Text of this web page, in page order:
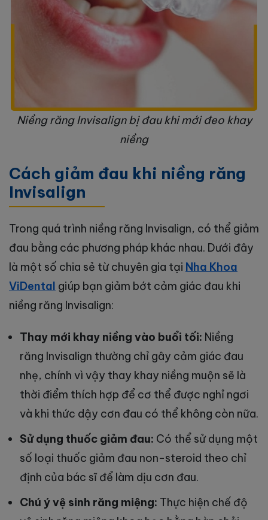
Niềng răng Invisalign bị đau khi mới đeo khay
niềng
Cách giảm đau khi niềng răng
Invisalign
Trong quá trình niềng răng Invisalign, có thể giảm
đau bằng các phương pháp khác nhau. Dưới đây
là một số chia sẻ từ chuyên gia tại Nha Khoa
ViDental giúp bạn giảm bớt cảm giác đau khi
niềng răng Invisalign:
Thay mới khay niềng vào buổi tối: Niềng
răng Invisalign thường chỉ gây cảm giác đau
nhẹ, chính vì vậy thay khay niềng muộn sẽ là
thời điểm thích hợp để cơ thể được nghỉ ngơi
và khi thức dậy cơn đau có thể không còn nữa.
Sử dụng thuốc giảm đau: Có thể sử dụng một
số loại thuốc giảm đau non-steroid theo chỉ
định của bác sĩ để làm dịu cơn đau.
Chú ý vệ sinh răng miệng: Thực hiện chế độ